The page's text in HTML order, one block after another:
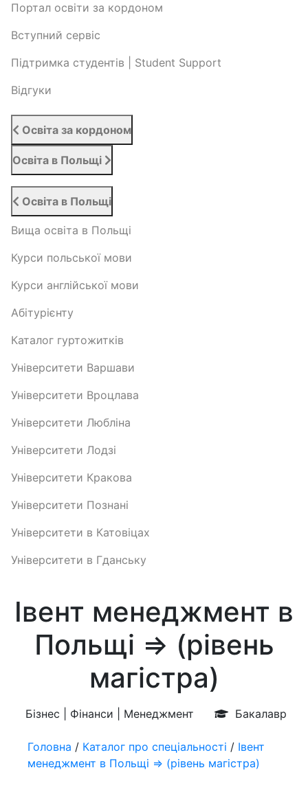
Портал освіти за кордоном
Вступний сервіс
Підтримка студентів | Student Support
Відгуки
Освіта за кордоном
Освіта в Польщі
Освіта в Польщі
Вища освіта в Польщі
Курси польської мови
Курси англійської мови
Абітурієнту
Каталог гуртожитків
Університети Варшави
Університети Вроцлава
Університети Любліна
Університети Лодзі
Університети Кракова
Університети Познані
Університети в Катовіцах
Університети в Гданську
Івент менеджмент в
Польщі ⇒ (рівень
магістра)
Бізнес | Фінанси | Менеджмент Бакалавр
Головна / Каталог про спеціальності / Івент
менеджмент в Польщі ⇒ (рівень магістра)